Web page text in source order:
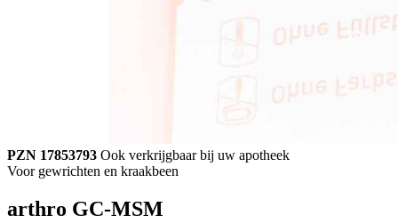
PZN 17853793 Ook verkrijgbaar bij uw apotheek
Voor gewrichten en kraakbeen
arthro GC-MSM